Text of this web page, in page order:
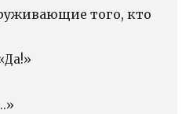
того, кто